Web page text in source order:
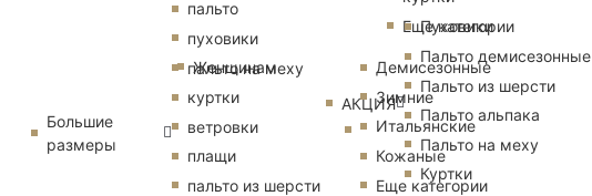
Женщинам
Еще категории
Демисезонные
Зимние
Итальянские
Кожаные
Еще категории
Большие
размеры
пальто
пуховики
пальто на меху
куртки
ветровки
плащи
пальто из шерсти
АКЦИЯ
Пуховики
Пальто демисезонные
Пальто из шерсти
Пальто альпака
Пальто на меху
Куртки